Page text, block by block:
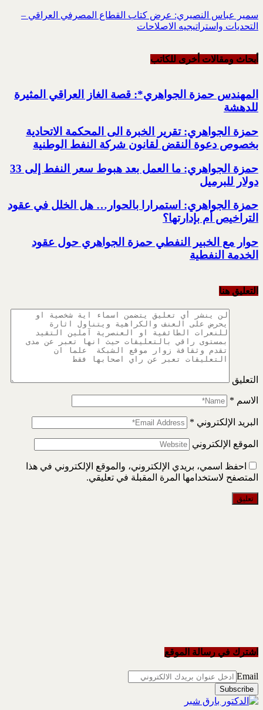
سمير عباس النصيري: عرض كتاب القطاع المصرفي العراقي –
التحديات واستراتيجيه الاصلاحات
أبحاث ومقالات أخرى للکاتب
المهندس حمزة الجواهري*: قصة الغاز العراقي المثيرة
للدهشة
حمزة الجواهري: تقرير الخبرة الى المحكمة الاتحادية
بخصوص دعوة النقض لقانون شركة النفط الوطنية
حمزة الجواهري: ما العمل بعد هبوط سعر النفط إلى 33
دولار للبرميل
حمزة الجواهري: استمرارا بالحوار… هل الخلل في عقود
التراخيص أم بإدارتها؟
حوار مع الخبير النفطي حمزة الجواهري حول عقود
الخدمة النفطية
التعليق هنا
التعليق
الاسم *
البريد الإلكتروني *
الموقع الإلكتروني
احفظ اسمي، بريدي الإلكتروني، والموقع الإلكتروني في هذا
المتصفح لاستخدامها المرة المقبلة في تعليقي.
اشترك في رسالة الموقع
Email